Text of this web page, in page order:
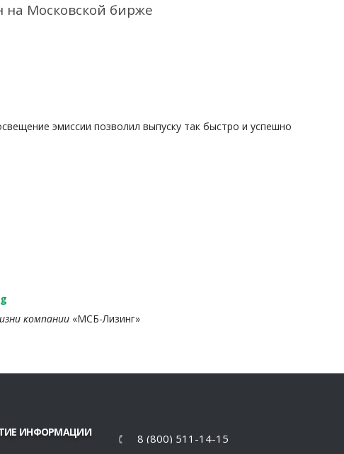
на Московской бирже
эмиссии позволил выпуску так быстро и успешно
компании «МСБ-Лизинг»
ИНФОРМАЦИИ
8 (800) 511-14-15